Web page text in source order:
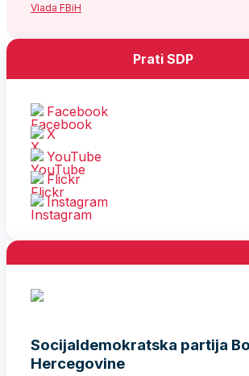
Vlada FBiH
Prati SDP
Facebook
X
YouTube
Flickr
Instagram
Socijaldemokratska partija
Hercegovine